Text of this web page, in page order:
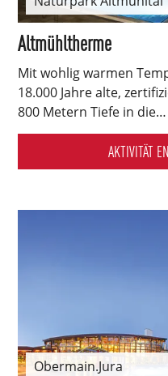
Altmühltherme
Mit wohlig warmen
18.000 Jahre alte,
800 Metern Tiefe in die…
AKTIVITÄT
Obermain.Jura